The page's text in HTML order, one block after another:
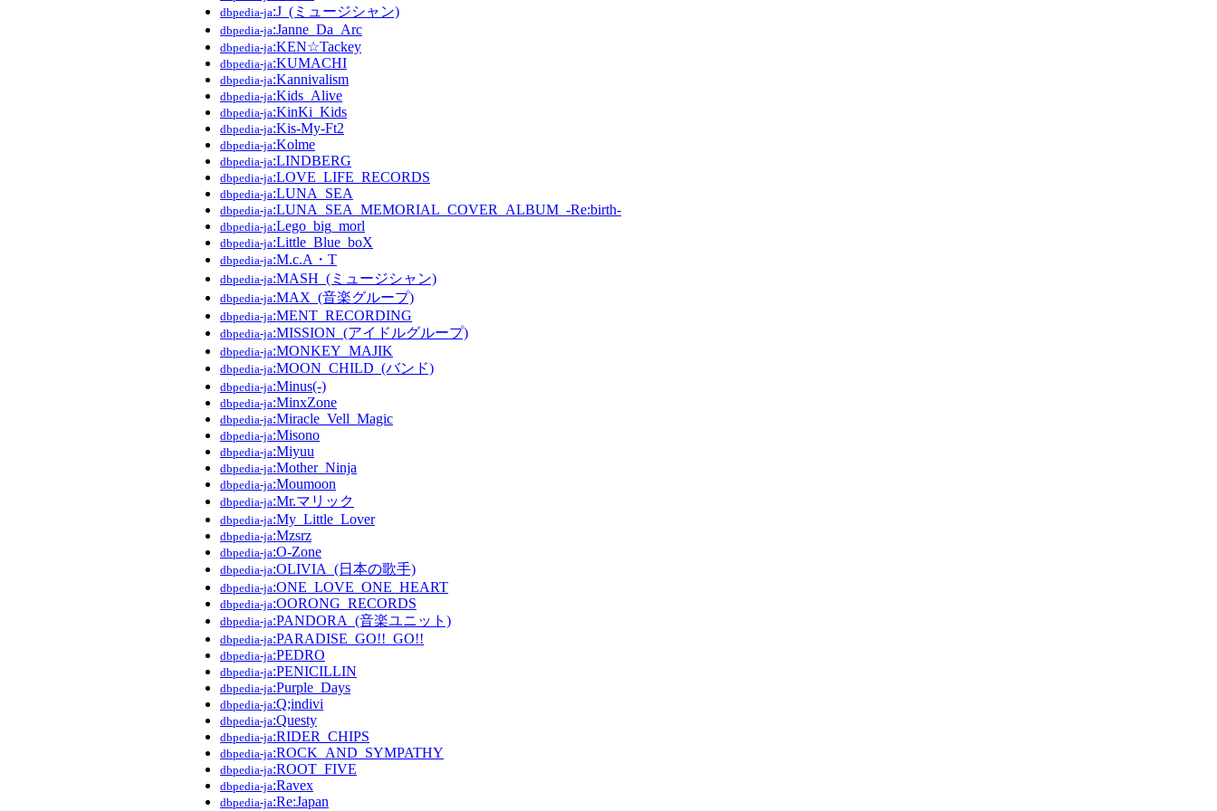
dbpedia-ja:J_(ミュージシャン)
dbpedia-ja:Janne_Da_Arc
dbpedia-ja:KEN☆Tackey
dbpedia-ja:KUMACHI
dbpedia-ja:Kannivalism
dbpedia-ja:Kids_Alive
dbpedia-ja:KinKi_Kids
dbpedia-ja:Kis-My-Ft2
dbpedia-ja:Kolme
dbpedia-ja:LINDBERG
dbpedia-ja:LOVE_LIFE_RECORDS
dbpedia-ja:LUNA_SEA
dbpedia-ja:LUNA_SEA_MEMORIAL_COVER_ALBUM_-Re:birth-
dbpedia-ja:Lego_big_morl
dbpedia-ja:Little_Blue_boX
dbpedia-ja:M.c.A・T
dbpedia-ja:MASH_(ミュージシャン)
dbpedia-ja:MAX_(音楽グループ)
dbpedia-ja:MENT_RECORDING
dbpedia-ja:MISSION_(アイドルグループ)
dbpedia-ja:MONKEY_MAJIK
dbpedia-ja:MOON_CHILD_(バンド)
dbpedia-ja:Minus(-)
dbpedia-ja:MinxZone
dbpedia-ja:Miracle_Vell_Magic
dbpedia-ja:Misono
dbpedia-ja:Miyuu
dbpedia-ja:Mother_Ninja
dbpedia-ja:Moumoon
dbpedia-ja:Mr.マリック
dbpedia-ja:My_Little_Lover
dbpedia-ja:Mzsrz
dbpedia-ja:O-Zone
dbpedia-ja:OLIVIA_(日本の歌手)
dbpedia-ja:ONE_LOVE_ONE_HEART
dbpedia-ja:OORONG_RECORDS
dbpedia-ja:PANDORA_(音楽ユニット)
dbpedia-ja:PARADISE_GO!!_GO!!
dbpedia-ja:PEDRO
dbpedia-ja:PENICILLIN
dbpedia-ja:Purple_Days
dbpedia-ja:Q;indivi
dbpedia-ja:Questy
dbpedia-ja:RIDER_CHIPS
dbpedia-ja:ROCK_AND_SYMPATHY
dbpedia-ja:ROOT_FIVE
dbpedia-ja:Ravex
dbpedia-ja:Re:Japan